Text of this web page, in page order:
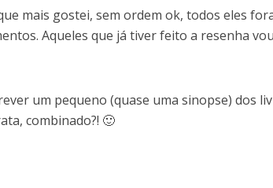
mais gostei, sem ordem ok, todos eles
Aqueles que já tiver feito a resenha
um pequeno (quase uma sinopse) dos
combinado?! 🙂